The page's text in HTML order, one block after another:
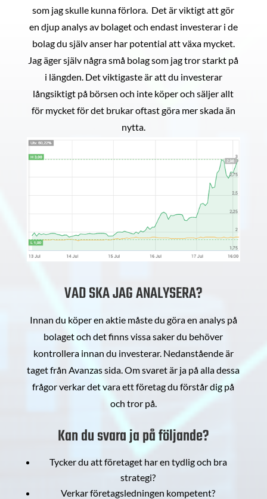
som jag skulle kunna förlora. Det är viktigt att gör
en djup analys av bolaget och endast investerar i de
bolag du själv anser har potential att växa mycket.
Jag äger själv några små bolag som jag tror starkt på
i längden. Det viktigaste är att du investerar
långsiktigt på börsen och inte köper och säljer allt
för mycket för det brukar oftast göra mer skada än
nytta.
VAD SKA JAG ANALYSERA?
Innan du köper en aktie måste du göra en analys på
bolaget och det finns vissa saker du behöver
kontrollera innan du investerar. Nedanstående är
taget från Avanzas sida. Om svaret är ja på alla dessa
frågor verkar det vara ett företag du förstår dig på
och tror på.
Kan du svara ja på följande?
Tycker du att företaget har en tydlig och bra
strategi?
Verkar företagsledningen kompetent?